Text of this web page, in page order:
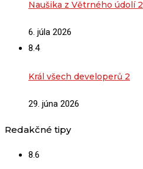
Naušika z Větrného údolí 2
6. júla 2026
8.4
Král všech developerů 2
29. júna 2026
Redakčné tipy
8.6